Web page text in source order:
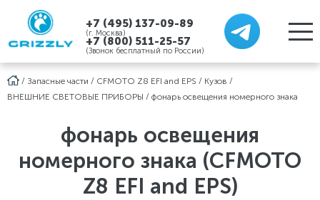
+7 (495) 137-09-89
(г. Москва)
+7 (800) 511-25-57
(Звонок бесплатный по России)
/ Запасные части / CFMOTO Z8 EFI and EPS / Кузов /
ВНЕШНИЕ СВЕТОВЫЕ ПРИБОРЫ / фонарь освещения номерного знака
фонарь освещения
номерного знака (CFMOTO
Z8 EFI and EPS)